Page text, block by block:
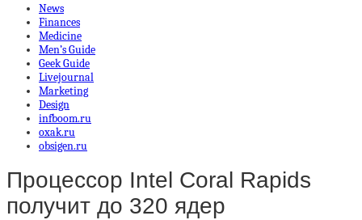
News
Finances
Medicine
Men’s Guide
Geek Guide
Livejournal
Marketing
Design
infboom.ru
oxak.ru
obsigen.ru
Процессор Intel Coral Rapids
получит до 320 ядер